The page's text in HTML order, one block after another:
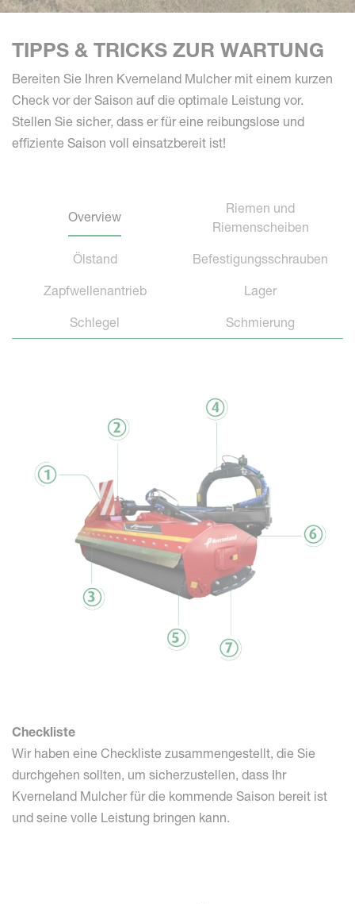
TIPPS & TRICKS ZUR WARTUNG
Bereiten Sie Ihren Kverneland Mulcher mit einem kurzen
Check vor der Saison auf die optimale Leistung vor.
Stellen Sie sicher, dass er für eine reibungslose und
effiziente Saison voll einsatzbereit ist!
Overview
Riemen und
Riemenscheiben
Ölstand
Befestigungsschrauben
Zapfwellenantrieb
Lager
Schlegel
Schmierung
Checkliste
Wir haben eine Checkliste zusammengestellt, die Sie
durchgehen sollten, um sicherzustellen, dass Ihr
Kverneland Mulcher für die kommende Saison bereit ist
und seine volle Leistung bringen kann.